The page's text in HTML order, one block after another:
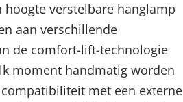
verstelbare hanglamp
aan verschillende
de comfort-lift-technologie
moment handmatig worden
met een externe